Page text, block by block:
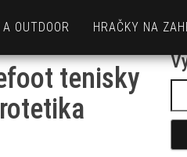
OUTDOOR HRAČKY NA
tenisky